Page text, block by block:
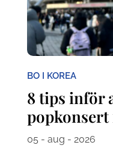
BO I KOREA
8 tips inför
popkonsert
05 - aug - 2026